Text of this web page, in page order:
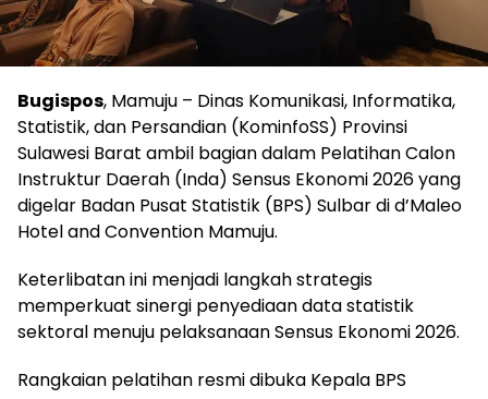
Bugispos, Mamuju – Dinas Komunikasi, Informatika,
Statistik, dan Persandian (KominfoSS) Provinsi
Sulawesi Barat ambil bagian dalam Pelatihan Calon
Instruktur Daerah (Inda) Sensus Ekonomi 2026 yang
digelar Badan Pusat Statistik (BPS) Sulbar di d’Maleo
Hotel and Convention Mamuju.
Keterlibatan ini menjadi langkah strategis
memperkuat sinergi penyediaan data statistik
sektoral menuju pelaksanaan Sensus Ekonomi 2026.
Rangkaian pelatihan resmi dibuka Kepala BPS